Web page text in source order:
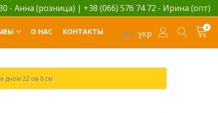
- Анна (розница) | +38 (066) 576 74 72 - Ирина (опт)
рус укр
0
О НАС КОНТАКТЫ
дном 22 см 8 см